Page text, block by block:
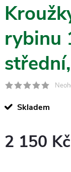
rybinu
Skladem
2 150 Kč